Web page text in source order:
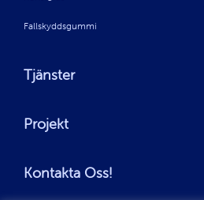
Fallskyddsgummi
Tjänster
Projekt
Kontakta Oss!